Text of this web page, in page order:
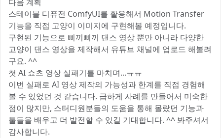
다음 계획
스테이블 디퓨전 ComfyUI를 활용해서 Motion Transfer
기능을 직접 고양이 이미지에 구현해볼 예정입니다.
구현된 기능으로 삐끼삐끼 댄스 영상 뿐만 아니라 다양한
고양이 댄스 영상을 제작해서 유튜브 채널에 업로드 해볼려
구요. ^^
첫 AI 쇼츠 영상 실패기를 마치며...ㅠㅠ
이번 실패로 AI 영상 제작의 가능성과 한계를 직접 경험해
볼 수 있었던 것 같습니다. 급하게 사례를 만들어서 미숙한
점이 많지만, 스터디원분들의 도움을 통해 몰랐던 기능과
툴들을 배우고 더 발전할 수 있길 기대합니다. ^^ 봐주셔서
감사합니다. 🙂